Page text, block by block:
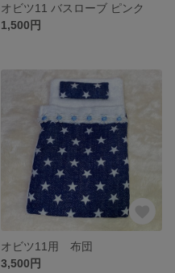
オビツ11 バスローブ ピンク
1,500円
オビツ11用 布団
3,500円